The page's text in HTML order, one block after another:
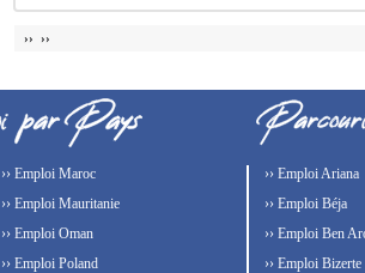
›› ››
›› Emploi Maroc
›› Emploi Mauritanie
›› Emploi Oman
›› Emploi Poland
›› Emploi Ariana
›› Emploi Béja
›› Emploi Ben
›› Emploi Bizerte